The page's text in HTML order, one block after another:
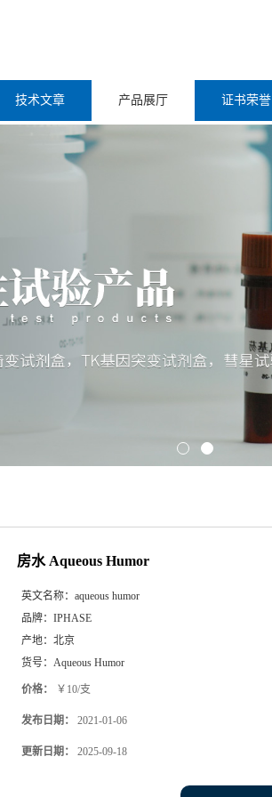
技术文章 产品展厅 证书荣誉
房水 Aqueous Humor
英文名称： aqueous humor
品牌： IPHASE
产地： 北京
货号： Aqueous Humor
价格： ￥10/支
发布日期： 2021-01-06
更新日期： 2025-09-18